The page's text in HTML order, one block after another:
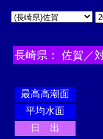
長崎県： 佐賀／
最高高潮面
平均水面
日 出